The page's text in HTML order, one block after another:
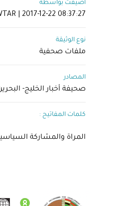
أضيفت بواسطة
| 2017-12-22 08:37:27
نوع الوثيقة
ملفات صحفية
المصادر
صحيفة أخبار الخليج-
كلمات المفاتيح :
المراة والمشاركة